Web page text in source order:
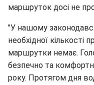
маршруток досі не
"У нашому
необхідної кількості
маршрутки немає.
безпечно та
року. Протягом дня